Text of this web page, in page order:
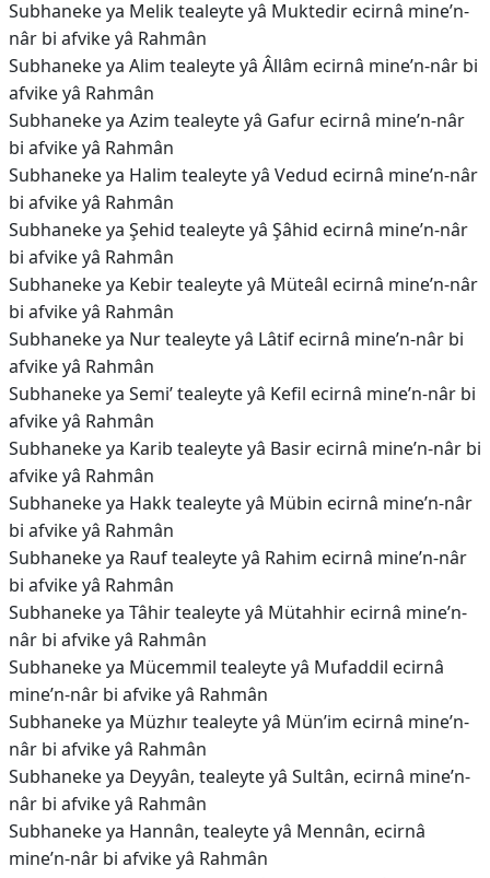
Subhaneke ya Melik tealeyte yâ Muktedir ecirnâ mine’n-
nâr bi afvike yâ Rahmân
Subhaneke ya Alim tealeyte yâ Âllâm ecirnâ mine’n-nâr bi
afvike yâ Rahmân
Subhaneke ya Azim tealeyte yâ Gafur ecirnâ mine’n-nâr
bi afvike yâ Rahmân
Subhaneke ya Halim tealeyte yâ Vedud ecirnâ mine’n-nâr
bi afvike yâ Rahmân
Subhaneke ya Şehid tealeyte yâ Şâhid ecirnâ mine’n-nâr
bi afvike yâ Rahmân
Subhaneke ya Kebir tealeyte yâ Müteâl ecirnâ mine’n-nâr
bi afvike yâ Rahmân
Subhaneke ya Nur tealeyte yâ Lâtif ecirnâ mine’n-nâr bi
afvike yâ Rahmân
Subhaneke ya Semi’ tealeyte yâ Kefil ecirnâ mine’n-nâr bi
afvike yâ Rahmân
Subhaneke ya Karib tealeyte yâ Basir ecirnâ mine’n-nâr bi
afvike yâ Rahmân
Subhaneke ya Hakk tealeyte yâ Mübin ecirnâ mine’n-nâr
bi afvike yâ Rahmân
Subhaneke ya Rauf tealeyte yâ Rahim ecirnâ mine’n-nâr
bi afvike yâ Rahmân
Subhaneke ya Tâhir tealeyte yâ Mütahhir ecirnâ mine’n-
nâr bi afvike yâ Rahmân
Subhaneke ya Mücemmil tealeyte yâ Mufaddil ecirnâ
mine’n-nâr bi afvike yâ Rahmân
Subhaneke ya Müzhır tealeyte yâ Mün’im ecirnâ mine’n-
nâr bi afvike yâ Rahmân
Subhaneke ya Deyyân, tealeyte yâ Sultân, ecirnâ mine’n-
nâr bi afvike yâ Rahmân
Subhaneke ya Hannân, tealeyte yâ Mennân, ecirnâ
mine’n-nâr bi afvike yâ Rahmân